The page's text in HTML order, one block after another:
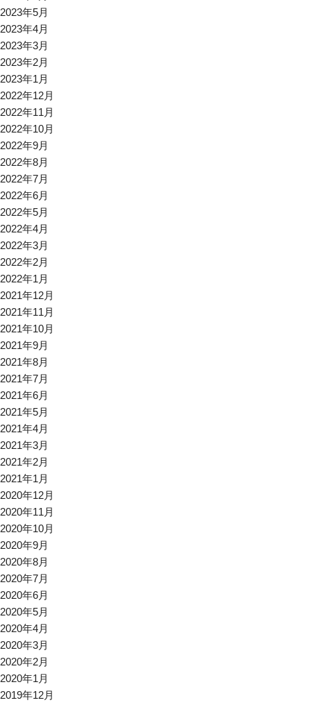
2023年5月
2023年4月
2023年3月
2023年2月
2023年1月
2022年12月
2022年11月
2022年10月
2022年9月
2022年8月
2022年7月
2022年6月
2022年5月
2022年4月
2022年3月
2022年2月
2022年1月
2021年12月
2021年11月
2021年10月
2021年9月
2021年8月
2021年7月
2021年6月
2021年5月
2021年4月
2021年3月
2021年2月
2021年1月
2020年12月
2020年11月
2020年10月
2020年9月
2020年8月
2020年7月
2020年6月
2020年5月
2020年4月
2020年3月
2020年2月
2020年1月
2019年12月